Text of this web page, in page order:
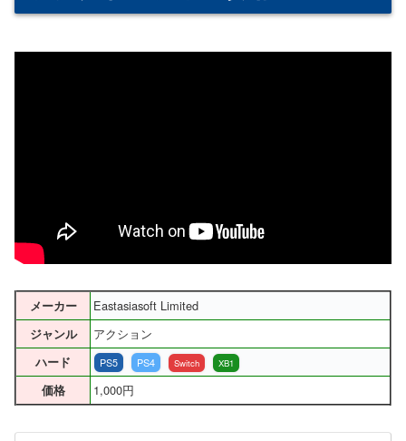
メーカー Eastasiasoft Limited
ジャンル アクション
ハード PS5 PS4 Switch XB1
価格 1,000円